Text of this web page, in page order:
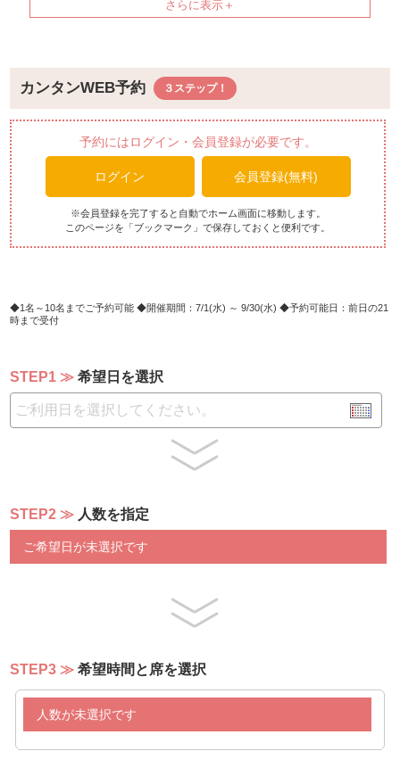
※飲み放題を利用しないお客様も同価格となります。
※3歳以下のお子様は無料
※10名以上の場合は、お電話にてご確認ください。
【メニュー例】
＊冷製料理＊
白身魚のカルパッチョ仕立て タンカン風味
牛肉のコンフィテリーヌ、県産マッシュルーム添え
蒸し鶏のチリコンカンソース
春雨とイカのサラダ ヤムウンセン
チラシ寿司（手作りちらし）
本日の前菜
シーズナルサラダバー
白身魚と海老の香味焼き
春巻き（ベトナム春巻きと通常春巻き）
ローストポーク
海老シューマイ、肉シューマイ
キーマカレー（ナン）
カリフラワーのクリームスープ
フォー
カンタンWEB予約
予約にはログイン・会員登録が必要です。
ログイン 会員登録(無料)
※会員登録を完了すると自動でホーム画面に移動します。
このページを「ブックマーク」で保存しておくと便利です。
1名～10名までご予約可能 開催期間：7/1(水) ～ 9/30(水)
予約可能日：前日の21
時まで受付
STEP1 希望日を選択
STEP2 人数を指定
ご希望日が未選択です
STEP3 希望時間と席を選択
人数が未選択です